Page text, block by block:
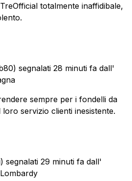
totalmente inaffidibale,
segnalati 28 minuti fa dall'
sempre per i fondelli da
loro servizio clienti inesistente.
segnalati 29 minuti fa dall'